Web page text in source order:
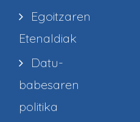
Egoitzaren
Etenaldiak
Datu-
babesaren
politika